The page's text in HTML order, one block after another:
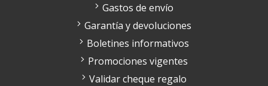
Gastos de envío
Garantía y devoluciones
Boletines informativos
Promociones vigentes
Validar cheque regalo